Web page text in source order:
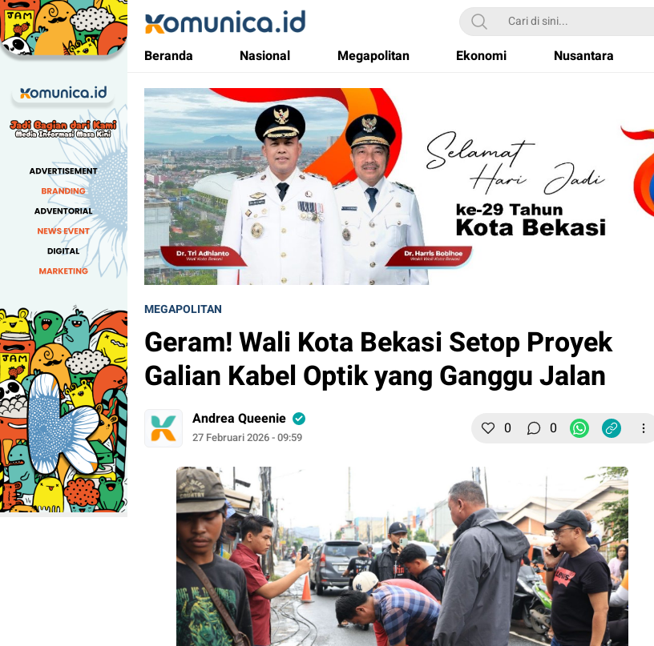
Komunica
Media Informasi Masa Kini
Beranda Nasional Megapolitan Ekonomi Nusantara
MEGAPOLITAN
Geram! Wali Kota Bekasi Setop Proyek
Galian Kabel Optik yang Ganggu Jalan
Andrea Queenie
27 Februari 2026 - 09:59 0 0